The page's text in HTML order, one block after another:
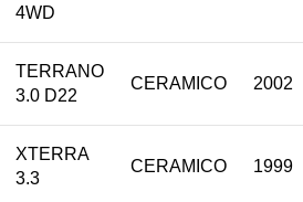
4WD
TERRANO
3.0 D22
CERAMICO 2002
XTERRA
3.3
CERAMICO 1999